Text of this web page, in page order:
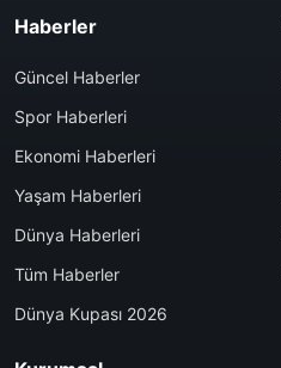
Haberler
Güncel Haberler
Spor Haberleri
Ekonomi Haberleri
Yaşam Haberleri
Dünya Haberleri
Tüm Haberler
Dünya Kupası 2026